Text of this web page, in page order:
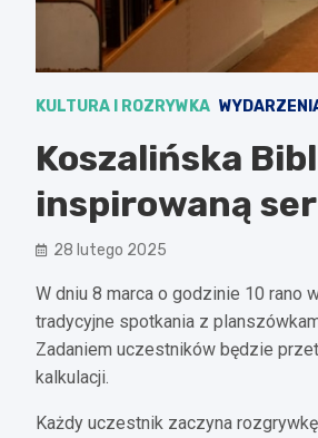
KULTURA I ROZRYWKA
Koszalińska
inspirowaną
28 lutego 2025
W dniu 8 marca o godzinie 10
tradycyjne spotkania z
Zadaniem uczestników będzie
kalkulacji.
Każdy uczestnik zaczyna